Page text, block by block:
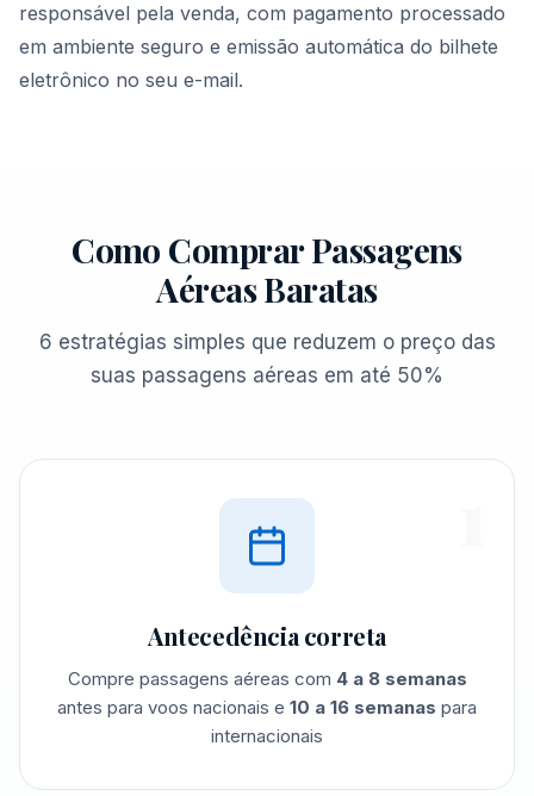
responsável pela venda, com pagamento processado
em ambiente seguro e emissão automática do bilhete
eletrônico no seu e-mail.
Como Comprar Passagens
Aéreas Baratas
6 estratégias simples que reduzem o preço das
suas passagens aéreas em até 50%
Antecedência correta
Compre passagens aéreas com 4 a 8 semanas
antes para voos nacionais e 10 a 16 semanas para
internacionais